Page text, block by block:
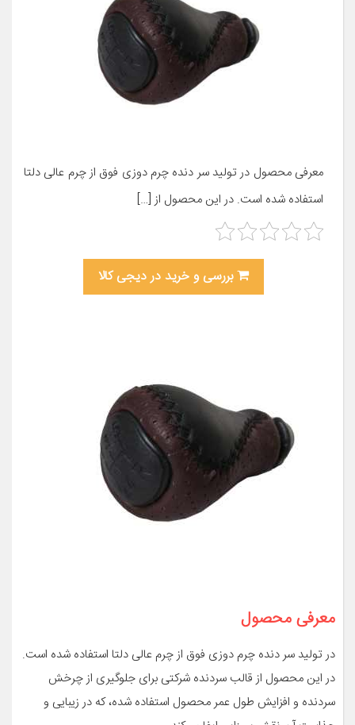
معرفی محصول در تولید سر دنده چرم دوزی فوق از چرم عالی دلتا
استفاده شده است. در این محصول از […]
بررسی و خرید در دیجی کالا
معرفی محصول
در تولید سر دنده چرم دوزی فوق از چرم عالی دلتا استفاده شده است.
در این محصول از قالب سردنده شرکتی برای جلوگیری از چرخش
سردنده و افزایش طول عمر محصول استفاده شده، که در زیبایی و